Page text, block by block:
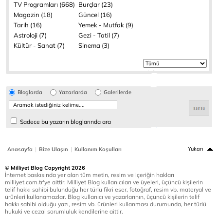
TV Programları (668) Burçlar (23)
Magazin (18)
Güncel (16)
Tarih (16)
Yemek - Mutfak (9)
Astroloji (7)
Gezi - Tatil (7)
Kültür - Sanat (7)
Sinema (3)
Bloglarda Yazarlarda Galerilerde
Sadece bu yazarın bloglarında ara
Anasayfa | Bize Ulaşın | Kullanım Koşulları Yukarı
© Milliyet Blog Copyright 2026
İnternet baskısında yer alan tüm metin, resim ve içeriğin hakları
milliyet.com.tr'ye aittir. Milliyet Blog kullanıcıları ve üyeleri, üçüncü kişilerin
telif hakkı sahibi bulunduğu her türlü fikri eser, fotoğraf, resim vb. materyal ve
ürünleri kullanamazlar. Blog kullanıcı ve yazarlarının, üçüncü kişilerin telif
hakkı sahibi olduğu yazı, resim vb. ürünleri kullanması durumunda, her türlü
hukuki ve cezai sorumluluk kendilerine aittir.